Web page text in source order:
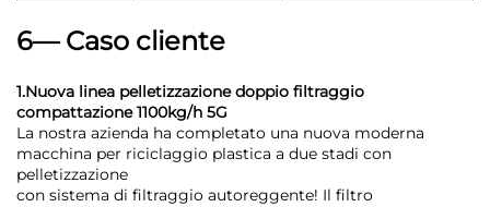
6— Caso cliente
1.Nuova linea pelletizzazione doppio filtraggio
compattazione 1100kg/h 5G
La nostra azienda ha completato una nuova moderna
macchina per riciclaggio plastica a due stadi con
pelletizzazione
con sistema di filtraggio autoreggente! Il filtro